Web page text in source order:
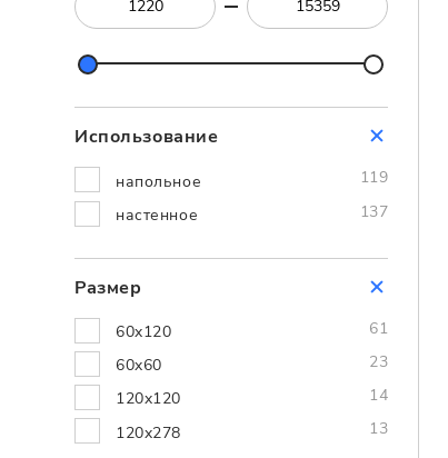
Для кухни
Все
Посмотреть всю керамическую плитку
Посмотреть всю мозаику
Использование
напольное
119
настенное
137
Размер
60x120
61
60x60
23
120x120
14
120x278
13